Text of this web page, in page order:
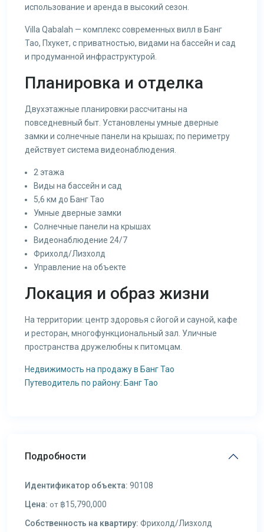
использование и аренда в высокий сезон.
Villa Qabalah — комплекс современных вилл в Банг
Тао, Пхукет, с приватностью, видами на бассейн и сад
и продуманной инфраструктурой.
Планировка и отделка
Двухэтажные планировки рассчитаны на
повседневный быт. Установлены умные дверные
замки и солнечные панели на крышах; по периметру
действует система видеонаблюдения.
2 этажа
Виды на бассейн и сад
5,6 км до Банг Тао
Умные дверные замки
Солнечные панели на крышах
Видеонаблюдение 24/7
Фрихолд/Лизхолд
Управление на объекте
Локация и образ жизни
На территории: центр здоровья с йогой и сауной, кафе
и ресторан, многофункциональный зал. Уличные
пространства дружелюбны к питомцам.
Недвижимость на продажу в Банг Тао
Путеводитель по району: Банг Тао
Подробности
Идентификатор объекта: 90108
Цена: от ฿15,790,000
Собственность на квартиру: Фрихолд/Лизхолд